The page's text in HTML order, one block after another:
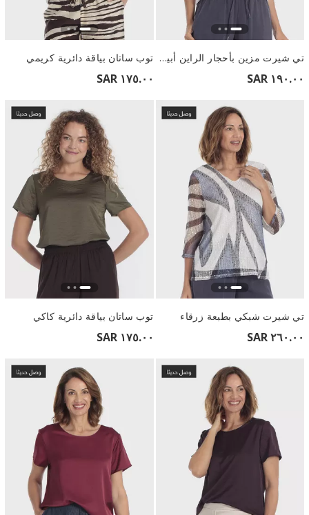
تي شيرت مزين بأحجار الراين أبيض
١٩٠.٠٠ SAR
توب ساتان بياقة دائرية كريمي
١٧٥.٠٠ SAR
تي شيرت شبكي بطبعة زرقاء
٢٦٠.٠٠ SAR
توب ساتان بياقة دائرية كاكي
١٧٥.٠٠ SAR